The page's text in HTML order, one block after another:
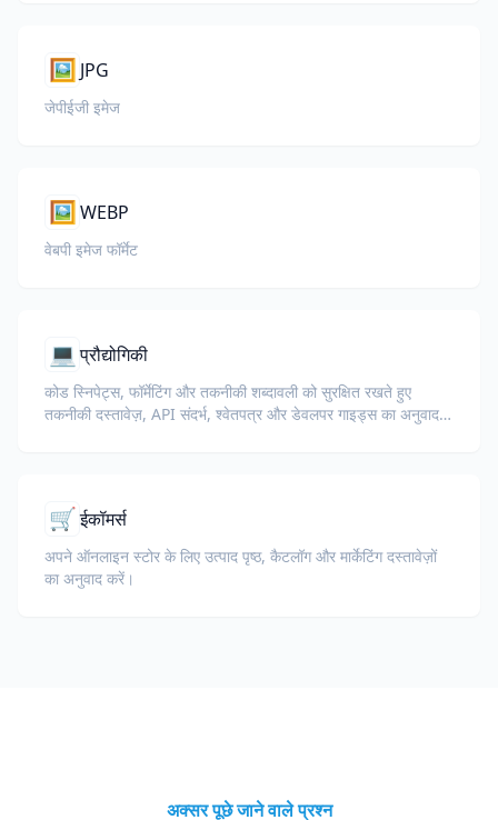
🖼️ JPG
जेपीईजी इमेज
🖼️ WEBP
वेबपी इमेज फॉर्मेट
💻 प्रौद्योगिकी
कोड स्निपेट्स, फॉर्मेटिंग और तकनीकी शब्दावली को सुरक्षित रखते हुए
तकनीकी दस्तावेज़, API संदर्भ, श्वेतपत्र और डेवलपर गाइड्स का अनुवाद
🛒ईकॉमर्स
अपने ऑनलाइन स्टोर के लिए उत्पाद पृष्ठ, कैटलॉग और मार्केटिंग दस्तावेज़ों
का अनुवाद करें।
अक्सर पूछे जाने वाले प्रश्न